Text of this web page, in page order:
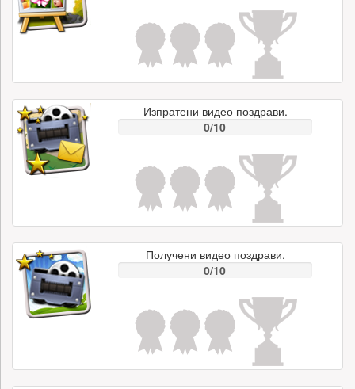
Изпратени видео поздрави.
0/10
Получени видео поздрави.
0/10